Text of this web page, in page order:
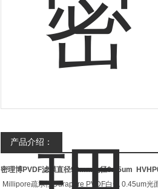
产品介绍：
密理博PVDF滤膜直径90mm孔径0.45um
Millipore疏水性Durapore PVDF白色 0.45um